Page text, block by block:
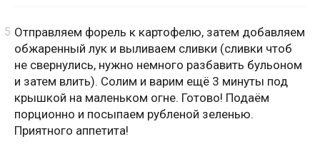
Отправляем форель к картофелю, затем добавляем
обжаренный лук и выливаем сливки (сливки чтоб
не свернулись, нужно немного разбавить бульоном
и затем влить). Солим и варим ещё 3 минуты под
крышкой на маленьком огне. Готово! Подаём
порционно и посыпаем рубленой зеленью.
Приятного аппетита!